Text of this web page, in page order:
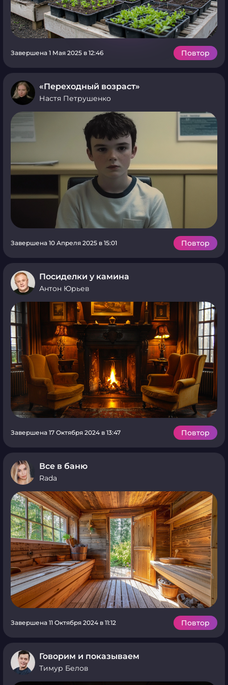
Завершена 1 Мая 2025 в 12:46 Повтор
«Переходный возраст»
Настя Петрушенко
Завершена 10 Апреля 2025 в 15:01 Повтор
Посиделки у камина
Антон Юрьев
Завершена 17 Октября 2024 в 13:47 Повтор
Все в баню
Rada
Завершена 11 Октября 2024 в 11:12 Повтор
Говорим и показываем
Тимур Белов